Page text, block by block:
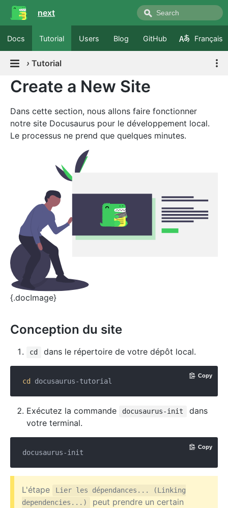
next
Docs Tutorial Users Blog GitHub Français
› Tutorial
Create a New Site
Dans cette section, nous allons faire fonctionner
notre site Docusaurus pour le développement local.
Le processus ne prend que quelques minutes.
{.docImage}
Conception du site
cd dans le répertoire de votre dépôt local.
cd
Copy
Exécutez la commande docusaurus-init
dans
votre terminal.
Copy
L'étape
Lier les dépendances... (Linking
dependencies...)
peut prendre un certain